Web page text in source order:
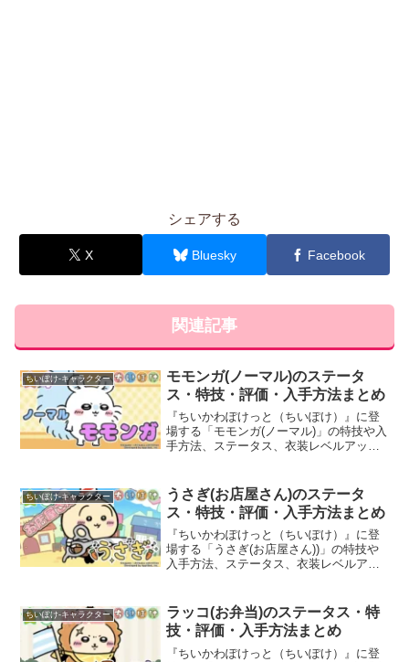
シェアする
X Bluesky Facebook
関連記事
ちいぽけ-キャラクター
モモンガ(ノーマル)のステータ
ス・特技・評価・入手方法まとめ
『ちいかわぽけっと（ちいぽけ）』に登
場する「モモンガ(ノーマル)」の特技や入
手方法、ステータス、衣装レベルアッ
しています。
ちいぽけ-キャラクター
うさぎ(お店屋さん)のステータ
ス・特技・評価・入手方法まとめ
『ちいかわぽけっと（ちいぽけ）』に登
場する「うさぎ(お店屋さん))」の特技や
入手方法、ステータス、衣装レベルアッ
しています。
ちいぽけ-キャラクター
ラッコ(お弁当)のステータス・特
技・評価・入手方法まとめ
『ちいかわぽけっと（ちいぽけ）』に登